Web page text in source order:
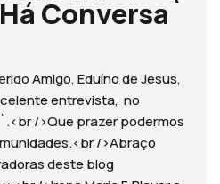
Conversa`
Amigo, Eduíno de Jesus,
entrevista, no
/>Que prazer podermos
/>Abraço
deste blog